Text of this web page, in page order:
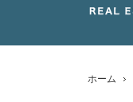
ホーム